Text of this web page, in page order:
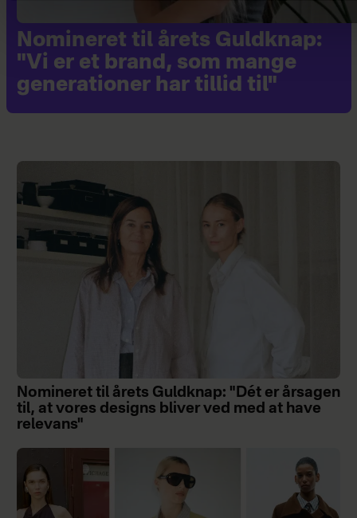
Nomineret til årets Guldknap:
"Vi er et brand, som mange
generationer har tillid til"
Nomineret til årets Guldknap: "Dét er årsagen
til, at vores designs bliver ved med at have
relevans"